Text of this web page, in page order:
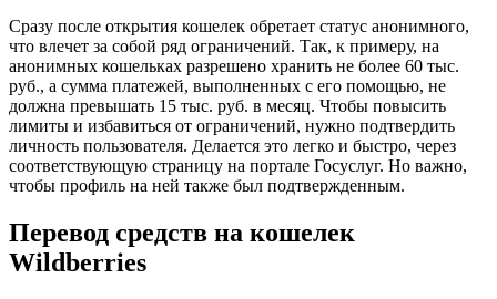
Сразу после открытия кошелек обретает статус анонимного,
что влечет за собой ряд ограничений. Так, к примеру, на
анонимных кошельках разрешено хранить не более 60 тыс.
руб., а сумма платежей, выполненных с его помощью, не
должна превышать 15 тыс. руб. в месяц. Чтобы повысить
лимиты и избавиться от ограничений, нужно подтвердить
личность пользователя. Делается это легко и быстро, через
соответствующую страницу на портале Госуслуг. Но важно,
чтобы профиль на ней также был подтвержденным.
Перевод средств на кошелек
Wildberries